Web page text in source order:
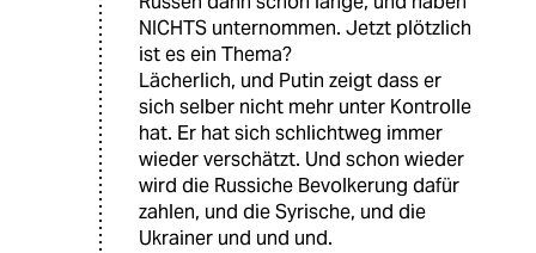
NICHTS unternommen. Jetzt plötzlich
ist es ein Thema?
Lächerlich, und Putin zeigt dass er
sich selber nicht mehr unter Kontrolle
hat. Er hat sich schlichtweg immer
wieder verschätzt. Und schon wieder
wird die Russiche Bevolkerung dafür
zahlen, und die Syrische, und die
Ukrainer und und und.